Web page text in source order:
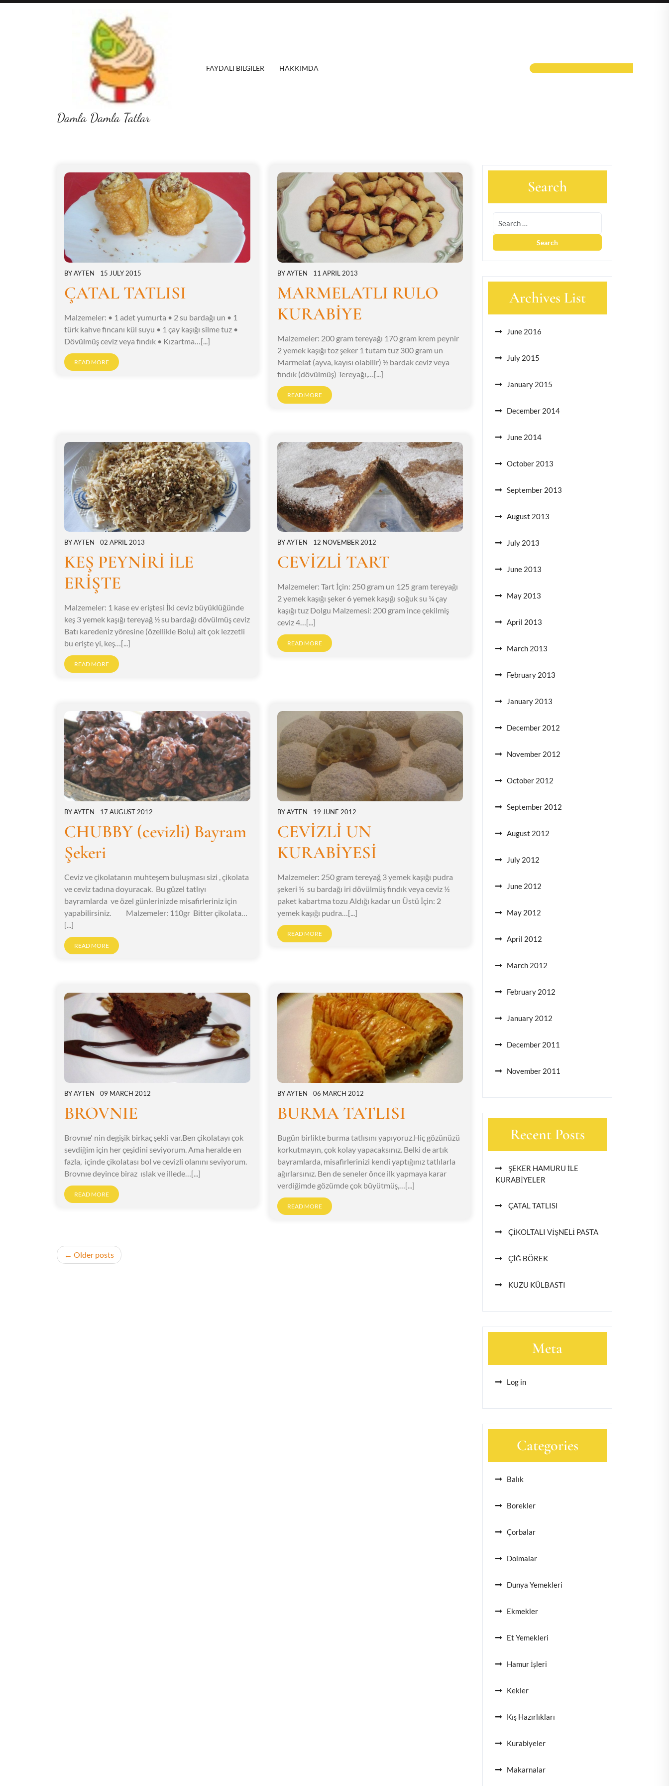
Skip
Damla Damla Tatlar
FAYDALI BILGILER HAKKIMDA
BYAYTEN 15 JULY 2015
ÇATAL TATLISI
Malzemeler: • 1 adet yumurta • 2 su bardağı un • 1
türk kahve fincanı kül suyu • 1 çay kaşığı silme tuz •
Dövülmüş ceviz veya fındık • Kızartma…[...]
READ MORE
BYAYTEN 11 APRIL 2013
MARMELATLI RULO
KURABİYE
Malzemeler: 200 gram tereyağı 170 gram krem peynir
2 yemek kaşığı toz şeker 1 tutam tuz 300 gram un
Marmelat (ayva, kayısı olabilir) ½ bardak ceviz veya
fındık (dövülmüş) Tereyağı,…[...]
READ MORE
BYAYTEN 02 APRIL 2013
KEŞ PEYNİRİ İLE
ERİŞTE
Malzemeler: 1 kase ev eriştesi İki ceviz büyüklüğünde
keş 3 yemek kaşığı tereyağ ½ su bardağı dövülmüş ceviz
Batı karedeniz yöresine (özellikle Bolu) ait çok lezzetli
bu erişte yi, keş…[...]
READ MORE
BYAYTEN 12 NOVEMBER 2012
CEVİZLİ TART
Malzemeler: Tart İçin: 250 gram un 125 gram tereyağı
2 yemek kaşığı şeker 6 yemek kaşığı soğuk su ¼ çay
kaşığı tuz Dolgu Malzemesi: 200 gram ince çekilmiş
ceviz 4…[...]
READ MORE
BYAYTEN 17 AUGUST 2012
CHUBBY (cevizli) Bayram
Şekeri
Ceviz ve çikolatanın muhteşem buluşması sizi , çikolata
ve ceviz tadına doyuracak. Bu güzel tatlıyı
bayramlarda ve özel günlerinizde misafirleriniz için
yapabilirsiniz. Malzemeler: 110gr Bitter çikolata…
[...]
READ MORE
BYAYTEN 19 JUNE 2012
CEVİZLİ UN
KURABİYESİ
Malzemeler: 250 gram tereyağ 3 yemek kaşığı pudra
şekeri ½ su bardağı iri dövülmüş fındık veya ceviz ½
paket kabartma tozu Aldığı kadar un Üstü İçin: 2
yemek kaşığı pudra…[...]
READ MORE
BYAYTEN 09 MARCH 2012
BROVNIE
Brovnıe' nin degişik birkaç şekli var.Ben çikolatayı çok
sevdiğim için her çeşidini seviyorum. Ama heralde en
fazla, içinde çikolatası bol ve cevizli olanını seviyorum.
Brovnıe deyince biraz ıslak ve illede…[...]
READ MORE
BYAYTEN 06 MARCH 2012
BURMA TATLISI
Bugün birlikte burma tatlısını yapıyoruz.Hiç gözünüzü
korkutmayın, çok kolay yapacaksınız. Belki de artık
bayramlarda, misafirlerinizi kendi yaptığınız tatlılarla
ağırlarsınız. Ben de seneler önce ilk yapmaya karar
verdiğimde gözümde çok büyütmüş,…[...]
READ MORE
PostsOlder posts
Search
Archives List
June 2016
July 2015
January 2015
December 2014
June 2014
October 2013
September 2013
August 2013
July 2013
June 2013
May 2013
April 2013
March 2013
February 2013
January 2013
December 2012
November 2012
October 2012
September 2012
August 2012
July 2012
June 2012
May 2012
April 2012
March 2012
February 2012
January 2012
December 2011
November 2011
Recent Posts
ŞEKER HAMURU İLE
KURABİYELER
ÇATAL TATLISI
ÇİKOLTALI VİŞNELİ PASTA
ÇİĞ BÖREK
KUZU KÜLBASTI
Meta
Log in
Categories
Balık
Borekler
Çorbalar
Dolmalar
Dunya Yemekleri
Ekmekler
Et Yemekleri
Hamur İşleri
Kekler
Kış Hazırlıkları
Kurabiyeler
Makarnalar